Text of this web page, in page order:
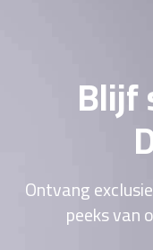
Blijf
Ontvang
peeks van